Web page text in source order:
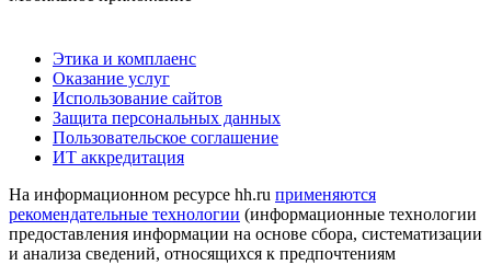
Этика и комплаенс
Оказание услуг
Использование сайтов
Защита персональных данных
Пользовательское соглашение
ИТ аккредитация
На информационном ресурсе hh.ru применяются
рекомендательные технологии (информационные технологии
предоставления информации на основе сбора, систематизации
и анализа сведений, относящихся к предпочтениям